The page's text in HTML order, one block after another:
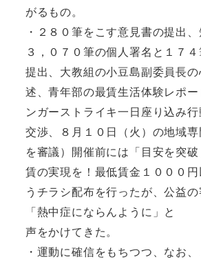
がるもの。
・２８０筆をこす意見書の提出、
３，０７０筆の個人署名と１７
提出、大教組の小豆島副委員長
述、青年部の最賃生活体験レポ
ンガーストライキ一日座り込み
交渉、８月１０日（火）の地域
を審議）開催前には「目安を突
賃の実現を！最低賃金１０００
うチラシ配布を行ったが、公益
「熱中症にならんように」と
声をかけてきた。
・運動に確信をもちつつ、なお